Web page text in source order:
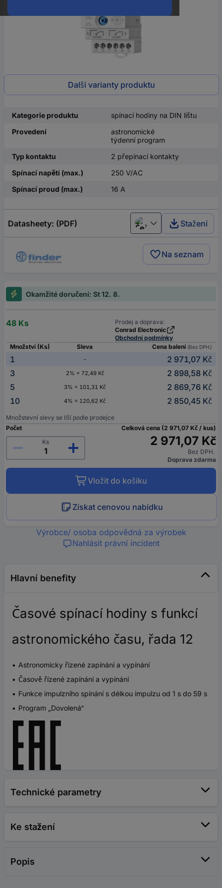
Další varianty produktu
Kategorie produktu
spínací hodiny na DIN lištu
Provedení
astronomické
týdenní program
Typ kontaktu
2 přepínací kontakty
Spínací napětí (max.)
250 V/AC
Spínací proud (max.)
16 A
Datasheety: (PDF) Čeština Stažení
Na seznam
Okamžité doručení: St 12. 8.
48 Ks
Prodej a doprava:
Conrad Electronic
Obchodní podmínky
Množství (Ks)
Sleva Cena balení (Bez DPH.)
1 -
2 971,07 Kč
3
2% = 72,49 Kč
2 898,58 Kč
5
3% = 101,31 Kč
2 869,76 Kč
10
4% = 120,62 Kč 2 850,45 Kč
Množstevní slevy se liší podle prodejce
Počet
Ks
Celková cena (2 971,07 Kč / kus)
2 971,07 Kč
Bez DPH.
Doprava zdarma
Vložit do košíku
Získat cenovou nabídku
Výrobce/ osoba odpovědná za výrobek
Nahlásit právní incident
Hlavní benefity
Časové spínací hodiny s funkcí
astronomického času, řada 12
Astronomicky řízené zapínání a vypínání
Časově řízené zapínání a vypínání
Funkce impulzního spínání s délkou impulzu od 1 s do 59 s
Program „Dovolená“
Technické parametry
Ke stažení
Popis